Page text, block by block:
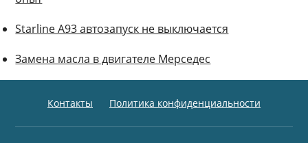
Starline А93 автозапуск не выключается
Замена масла в двигателе Мерседес
Контакты Политика конфиденциальности